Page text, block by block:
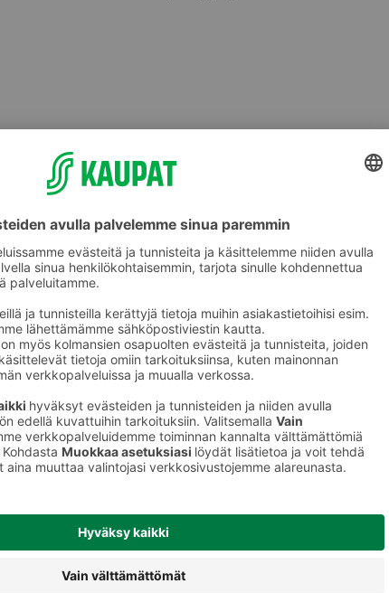
Muu kana, broileri ja kalkkuna